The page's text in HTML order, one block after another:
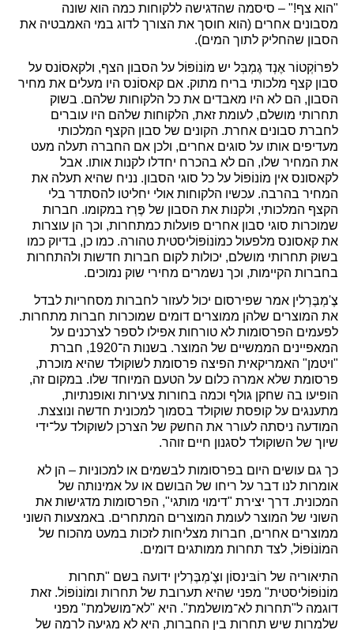
"הוא צף!" – סיסמה שהדגישה ללקוחות כמה הוא שונה
מסבונים אחרים (הוא חוסך את הצורך לדוג במי האמבטיה את
הסבון שהחליק לתוך המים).
לפּרוֹקְטוֹר אֶנְד גֶמְבְּל יש מוֹנוֹפּוֹל על הסבון הצף, ולקאסוֹנס על
סבון קצף מלכותי בריח מתוק. אם קאסוֹנס היו מעלים את מחיר
הסבון, הם לא היו מאבדים את כל הלקוחות שלהם. בשוק
תחרותי מושלם, לעומת זאת, הלקוחות שלהם היו עוברים
לחברת סבונים אחרת. הקונים של סבון הקצף המלכותי
מעדיפים אותו על סוגים אחרים, ולכן אם החברה תעלה מעט
את המחיר שלו, הם לא בהכרח יחדלו לקנות אותו. אבל
לקאסונס אין מוֹנוֹפּוֹל על כל סוגי הסבון. נניח שהיא תעלה את
המחיר בהרבה. עכשיו הלקוחות אולי יחליטו להסתדר בלי
הקצף המלכותי, ולקנות את הסבון של פֶּרְז במקומו. חברות
שמוכרות סוגי סבון אחרים פועלות כמתחרות, וכך הן עוצרות
את קאסונס מלפעול כמוֹנוֹפּוֹליסטית טהורה. כמו כן, בדיוק כמו
בשוק תחרותי מושלם, יכולות לקום חברות חדשות ולהתחרות
בחברות הקיימות, וכך נשמרים מחירי שוק נמוכים.
צֶ'מְבֶּרְלין אמר שפירסום יכול לעזור לחברות מסחריות לבדל
את המוצרים שלהן ממוצרים דומים שמוכרות חברות מתחרות.
לפעמים הפרסומות לא טורחות אפילו לספר לצרכנים על
המאפיינים הממשיים של המוצר. בשנות ה־1920, חברת
"ויטמן" האמריקאית הפיצה פרסומת לשוקולד שהיא מוכרת,
פרסומת שלא אמרה כלום על הטעם המיוחד שלו. במקום זה,
הופיעו בה שחקן גולף וכמה בחורות צעירות ואופנתיות,
מתענגים על קופסת שוקולד בסמוך למכונית חדשה ונוצצת.
המודעה ניסתה לעורר את החשק של הצרכן לשוקולד על־ידי
שיוך של השוקולד לסגנון חיים זוהר.
כך גם עושים היום בפרסומות לבשמים או למכוניות – הן לא
אומרות לנו דבר על ריחו של הבושם או על אמינותה של
המכונית. דרך יצירת "דימוי מותגי", הפרסומות מדגישות את
השוני של המוצר לעומת המוצרים המתחרים. באמצעות השוני
ממוצרים אחרים, חברות מצליחות לזכות במעט מהכוח של
המוֹנוֹפּוֹל, לצד תחרות ממותגים דומים.
התיאוריה של רוֹבּינסוֹן וצֶ'מְבֶּרְלין ידועה בשם "תחרות
מוֹנוֹפּוֹליסטית" מפני שהיא תערובת של תחרות ומוֹנוֹפּוֹל. זאת
דוגמה ל"תחרות לא־מושלמת". היא "לא־מושלמת" מפני
שלמרות שיש תחרות בין החברות, היא לא מגיעה לרמה של